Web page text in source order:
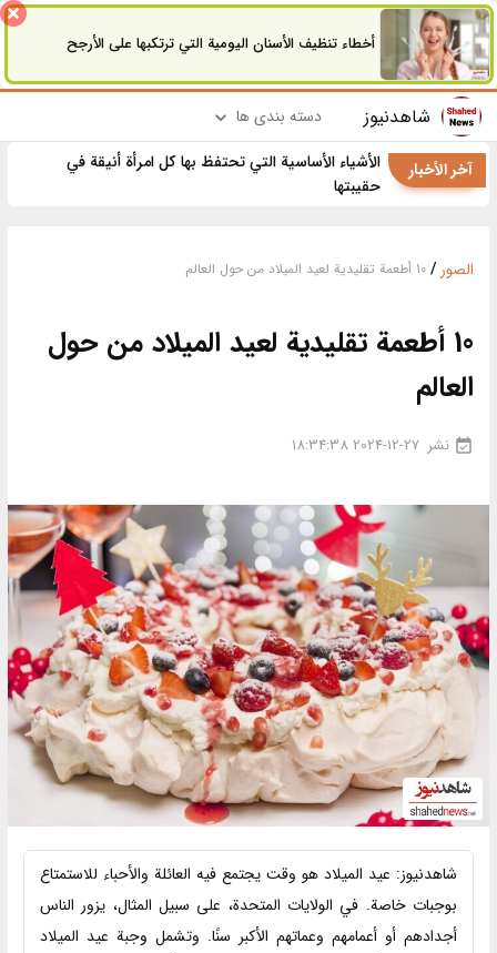
أخطاء تنظيف الأسنان اليومية التي ترتكبها على الأرجح
شاهدنیوز دسته بندی ها
آخر الأخبار
الأشياء الأساسية التي تحتفظ بها كل امرأة أنيقة في
حقيبتها
الصور / 10 أطعمة تقليدية لعيد الميلاد من حول العالم
10 أطعمة تقليدية لعيد الميلاد من حول
العالم
نشر 2024-12-27 18:34:38
شاهدنیوز: عيد الميلاد هو وقت يجتمع فيه العائلة والأحباء للاستمتاع
بوجبات خاصة. في الولايات المتحدة، على سبيل المثال، يزور الناس
أجدادهم أو أعمامهم وعماتهم الأكبر سنًا. وتشمل وجبة عيد الميلاد